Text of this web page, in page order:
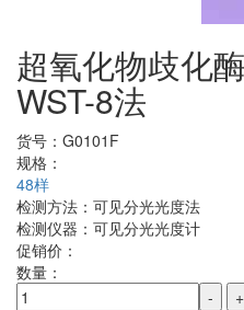
超氧化物歧化
WST-8法
货号： G0101F
规格：
48样
检测方法： 可见分光光度法
检测仪器： 可见分光光度计
促销价：
数量：
-
+